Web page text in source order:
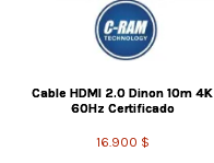
Cable HDMI 2.0 Dinon 10m 4K
60Hz Certificado
16.900 $